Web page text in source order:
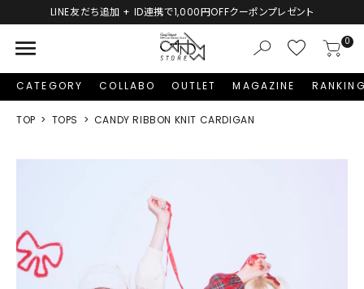
LINE友だち追加 + ID連携で1,000円OFFクーポンプレゼント
menu 0
CATEGORY COLLABO OUTLET MAGAZINE
TOP TOPS CANDY RIBBON KNIT CARDIGAN